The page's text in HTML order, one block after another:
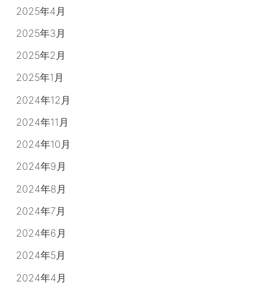
2025年4月
2025年3月
2025年2月
2025年1月
2024年12月
2024年11月
2024年10月
2024年9月
2024年8月
2024年7月
2024年6月
2024年5月
2024年4月